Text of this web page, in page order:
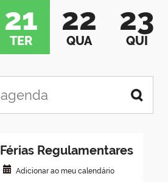
21
TER
22
QUA
23
QUI
Férias Regulamentares
Adicionar ao meu calendário